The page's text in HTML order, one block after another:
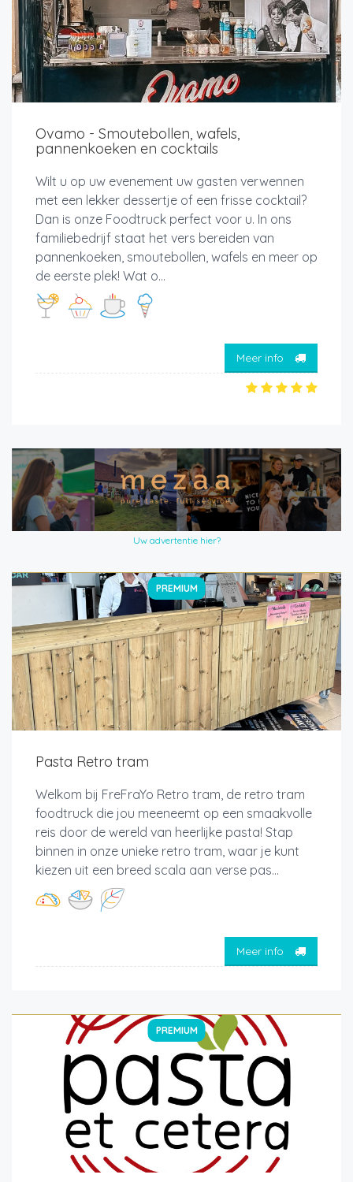
Ovamo - Smoutebollen, wafels,
pannenkoeken en cocktails
Wilt u op uw evenement uw gasten verwennen
met een lekker dessertje of een frisse cocktail?
Dan is onze Foodtruck perfect voor u. In ons
familiebedrijf staat het vers bereiden van
pannenkoeken, smoutebollen, wafels en meer op
de eerste plek! Wat o...
Meer info
Uw advertentie hier?
PREMIUM
Pasta Retro tram
Welkom bij FreFraYo Retro tram, de retro tram
foodtruck die jou meeneemt op een smaakvolle
reis door de wereld van heerlijke pasta! Stap
binnen in onze unieke retro tram, waar je kunt
kiezen uit een breed scala aan verse pas...
Meer info
PREMIUM